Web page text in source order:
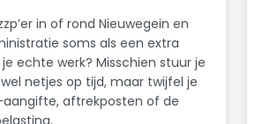
in of rond Nieuwegein en
soms als een extra
echte werk? Misschien stuur je
netjes op tijd, maar twijfel je
aftrekposten of de